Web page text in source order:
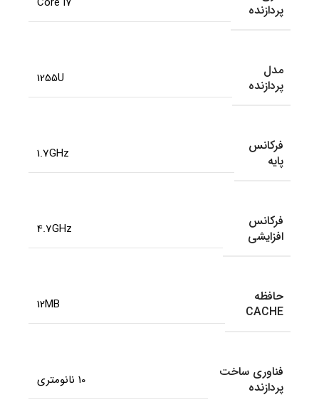
پردازنده
مدل
پردازنده
1255U
فرکانس
پایه
1.7GHz
فرکانس
افزایشی
4.7GHz
حافظه
CACHE
12MB
فناوری ساخت
پردازنده
10 نانومتری